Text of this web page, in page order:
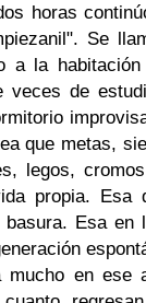
horas
Se
a la
veces de
que metas,
legos,
propia. Esa
Esa en
mucho en ese